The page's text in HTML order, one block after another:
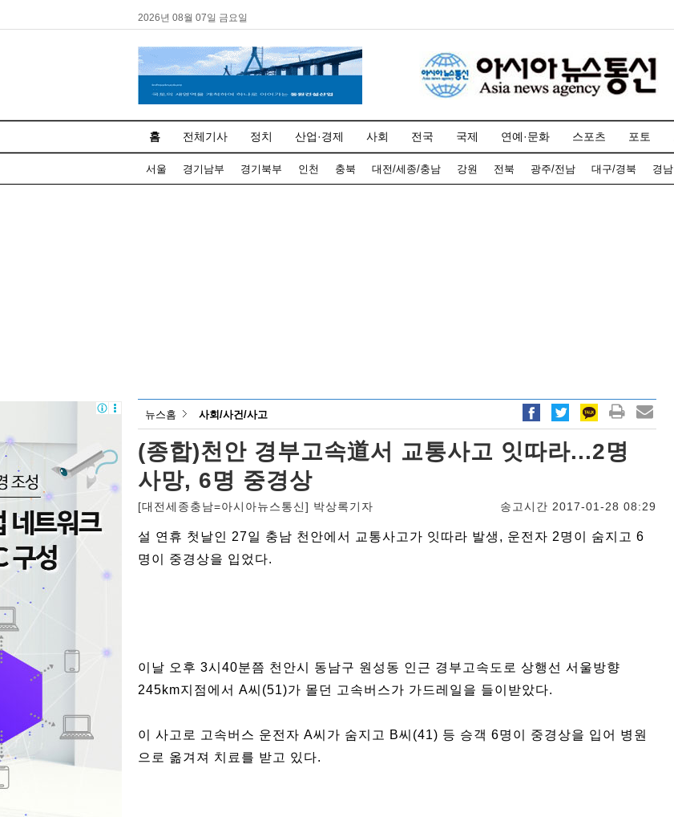
2026년 08월 07일 금요일
홈 전체기사 정치 산업·경제 사회 전국 국제 연예·문화 스포츠 포토
서울 경기남부 경기북부 인천 충북 대전/세종/충남 강원 전북 광주/전남 대구/경북 경남
뉴스홈 사회/사건/사고
(종합)천안 경부고속道서 교통사고 잇따라...2명
사망, 6명 중경상
[대전세종충남=아시아뉴스통신] 박상록기자 송고시간 2017-01-28 08:29
설 연휴 첫날인 27일 충남 천안에서 교통사고가 잇따라 발생, 운전자 2명이 숨지고 6
명이 중경상을 입었다.
이날 오후 3시40분쯤 천안시 동남구 원성동 인근 경부고속도로 상행선 서울방향
245km지점에서 A씨(51)가 몰던 고속버스가 가드레일을 들이받았다.
이 사고로 고속버스 운전자 A씨가 숨지고 B씨(41) 등 승객 6명이 중경상을 입어 병원
으로 옮겨져 치료를 받고 있다.